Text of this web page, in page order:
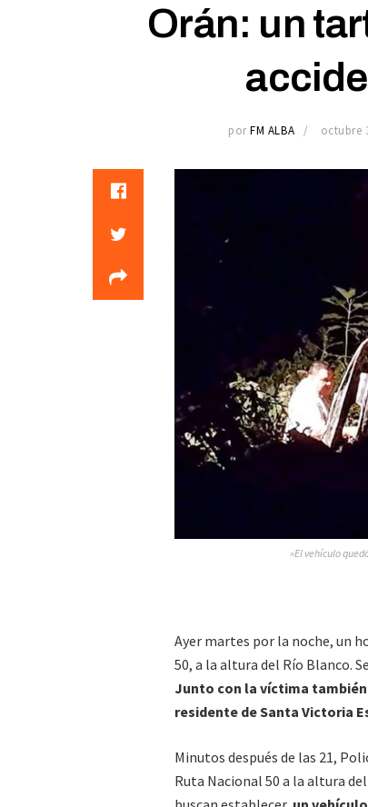
Orán: un
por FM ALBA octubre
»El vehículo
Ayer martes por la noche, un
50, a la altura del Río Blanco.
Junto con la víctima
residente de Santa Victoria
Minutos después de las 21,
Ruta Nacional 50 a la altura